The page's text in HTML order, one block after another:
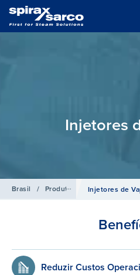
Injetores
Brasil / Produtos Sistemas de
Injetores de
Reduzir Custos